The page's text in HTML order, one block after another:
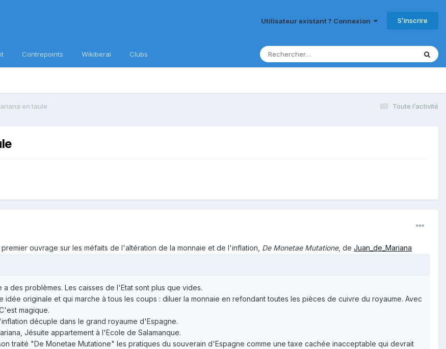
Utilisateur existant ? Connexion S’inscrire
Contrepoints Wikiberal Clubs
Toute l’activité
en taule
ouvrage sur les méfaits de l'altération de la monnaie et de l'inflation, De Monetae Mutatione, de Juan_de_Mariana
des problèmes. Les caisses de l'Etat sont plus que vides.
idée originale et qui marche à tous les coups : diluer la monnaie en refondant toutes les pièces de cuivre du royaume. Avec
magique.
décuple dans le grand royaume d'Espagne.
Jésuite appartement à l'Ecole de Salamanque.
traité "De Monetae Mutatione" les pratiques du souverain d'Espagne comme une taxe cachée inacceptable qui devrait